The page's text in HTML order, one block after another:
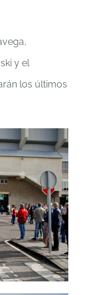
y el
los últimos